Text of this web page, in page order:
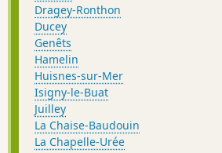
Dragey-Ronthon
Ducey
Genêts
Hamelin
Huisnes-sur-Mer
Isigny-le-Buat
Juilley
La Chaise-Baudouin
La Chapelle-Urée